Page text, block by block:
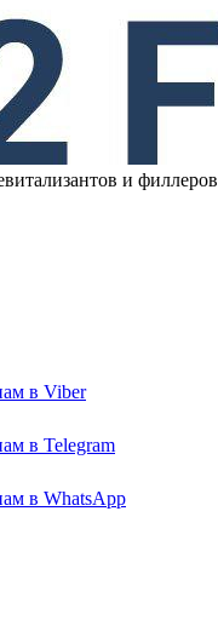
и филлеров
в Viber
в Telegram
в WhatsApp